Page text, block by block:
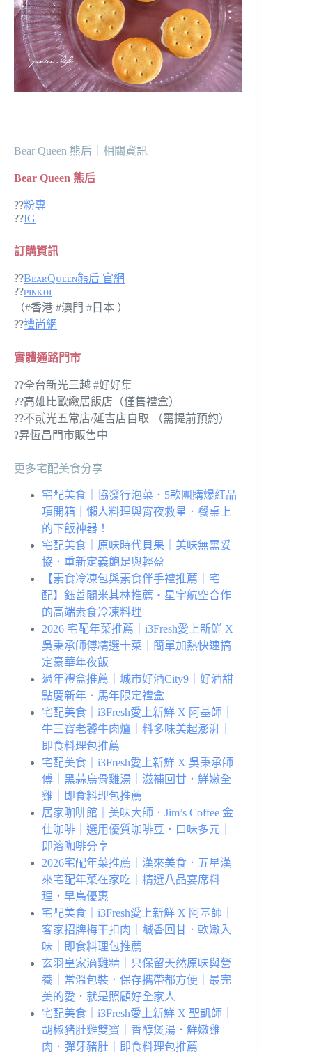
Bear Queen 熊后｜相關資訊
Bear Queen 熊后
??粉專
??IG
訂購資訊
??BᴇᴀʀQᴜᴇᴇɴ熊后 官網
??ᴘɪɴᴋᴏɪ
（#香港 #澳門 #日本 ）
??禮尚網
實體通路門市
??全台新光三越 #好好集
??高雄比歐緻居飯店（僅售禮盒）
??不貳光五常店/延吉店自取 （需提前預約）
?昇恆昌門市販售中
更多宅配美食分享
宅配美食｜協發行泡菜．5款團購爆紅品
項開箱｜懶人料理與宵夜救星．餐桌上
的下飯神器！
宅配美食｜原味時代貝果｜美味無需妥
協．重新定義飽足與輕盈
【素食冷凍包與素食伴手禮推薦｜宅
配】鈺善閣米其林推薦・星宇航空合作
的高端素食冷凍料理
2026 宅配年菜推薦｜i3Fresh愛上新鮮 X
吳秉承師傅精選十菜｜簡單加熱快速搞
定豪華年夜飯
過年禮盒推薦｜城市好酒City9｜好酒甜
點慶新年．馬年限定禮盒
宅配美食｜i3Fresh愛上新鮮 X 阿基師｜
牛三寶老饕牛肉爐｜料多味美超澎湃｜
即食料理包推薦
宅配美食｜i3Fresh愛上新鮮 X 吳秉承師
傅｜黑蒜烏骨雞湯｜滋補回甘．鮮嫩全
雞｜即食料理包推薦
居家咖啡館｜美味大師．Jim’s Coffee 金
仕咖啡｜選用優質咖啡豆．口味多元｜
即溶咖啡分享
2026宅配年菜推薦｜漢來美食．五星漢
來宅配年菜在家吃｜精選八品宴席料
理．早鳥優惠
宅配美食｜i3Fresh愛上新鮮 X 阿基師｜
客家招牌梅干扣肉｜鹹香回甘．軟嫩入
味｜即食料理包推薦
玄羽皇家滴雞精｜只保留天然原味與營
養｜常溫包裝．保存攜帶都方便｜最完
美的愛．就是照顧好全家人
宅配美食｜i3Fresh愛上新鮮 X 聖凱師｜
胡椒豬肚雞雙寶｜香醇煲湯．鮮嫩雞
肉．彈牙豬肚｜即食料理包推薦